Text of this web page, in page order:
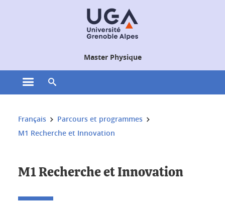
Master Physique
Ouvrir le menu principal
Vous êtes ici :
Français
Parcours et programmes
M1 Recherche et Innovation
M1 Recherche et Innovation